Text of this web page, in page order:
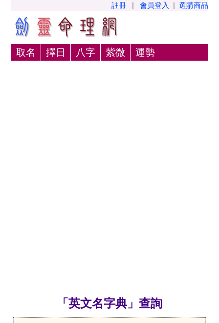
註冊 | 會員登入 | 選購商品
取名 擇日 八字 紫微 運勢
「英文名字典」查詢